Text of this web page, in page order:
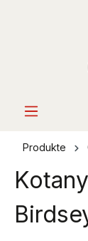
Produkte